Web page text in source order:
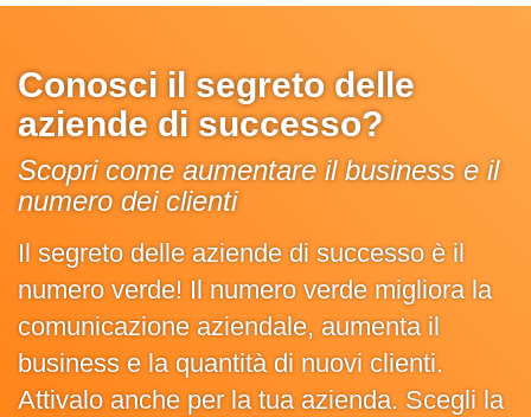
Conosci il segreto delle
aziende di successo?
Scopri come aumentare il business e il
numero dei clienti
Il segreto delle aziende di successo è il
numero verde! Il numero verde migliora la
comunicazione aziendale, aumenta il
business e la quantità di nuovi clienti.
Attivalo anche per la tua azienda. Scegli la